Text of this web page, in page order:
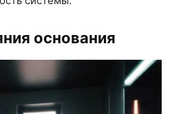
основания